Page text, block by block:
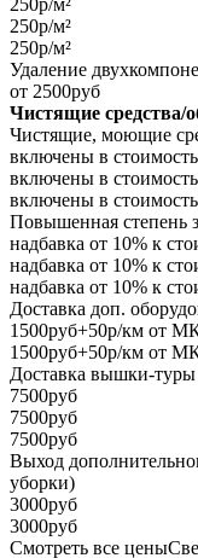
250р/м²
250р/м²
250р/м²
Удаление
от 2500руб
Чистящие средства/
Чистящие, моющие
включены в
включены в
включены в
Повышенная степень
надбавка от 10% к
надбавка от 10% к
надбавка от 10% к
Доставка доп.
1500руб+50р/км от
1500руб+50р/км от
Доставка вышки-туры
7500руб
7500руб
7500руб
Выход
уборки)
3000руб
3000руб
Смотреть все цены